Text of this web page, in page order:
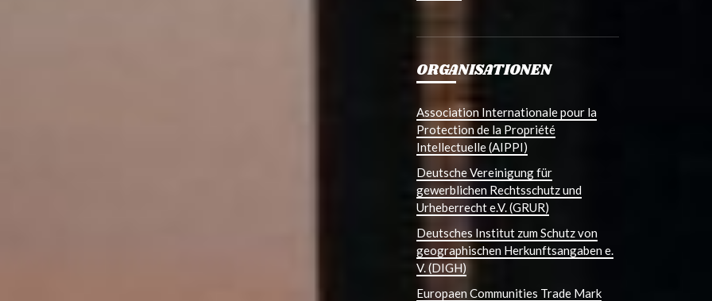
ORGANISATIONEN
Association Internationale pour la
Protection de la Propriété
Intellectuelle (AIPPI)
Deutsche Vereinigung für
gewerblichen Rechtsschutz und
Urheberrecht e.V. (GRUR)
Deutsches Institut zum Schutz von
geographischen Herkunftsangaben e.
V. (DIGH)
Europaen Communities Trade Mark